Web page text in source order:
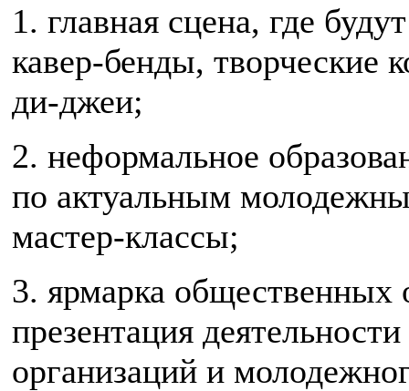
1. главная сцена, где
кавер-бенды, творческие
ди-джеи;
2. неформальное
по актуальным
мастер-классы;
3. ярмарка общественных
презентация
организаций и